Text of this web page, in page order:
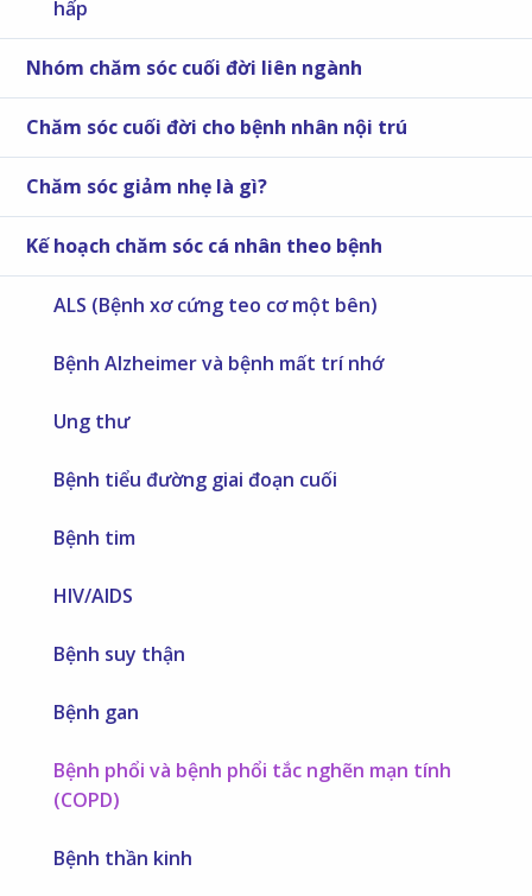
hấp
Nhóm chăm sóc cuối đời liên ngành
Chăm sóc cuối đời cho bệnh nhân nội trú
Chăm sóc giảm nhẹ là gì?
Kế hoạch chăm sóc cá nhân theo bệnh
ALS (Bệnh xơ cứng teo cơ một bên)
Bệnh Alzheimer và bệnh mất trí nhớ
Ung thư
Bệnh tiểu đường giai đoạn cuối
Bệnh tim
HIV/AIDS
Bệnh suy thận
Bệnh gan
Bệnh phổi và bệnh phổi tắc nghẽn mạn tính
(COPD)
Bệnh thần kinh